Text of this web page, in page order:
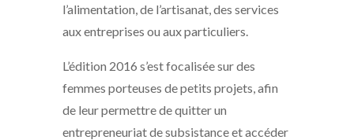
l’alimentation, de l’artisanat, des services
aux entreprises ou aux particuliers.
L’édition 2016 s’est focalisée sur des
femmes porteuses de petits projets, afin
de leur permettre de quitter un
entrepreneuriat de subsistance et accéder